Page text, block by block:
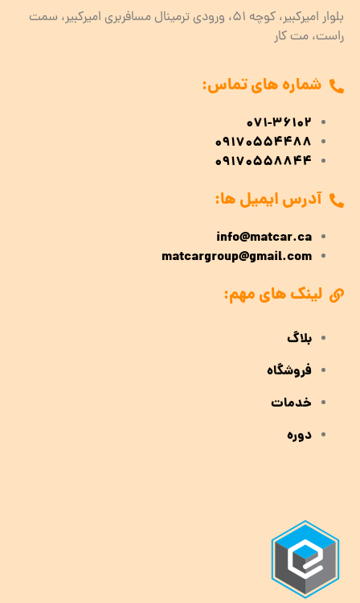
بلوار امیرکبیر، کوچه 51، ورودی ترمینال مسافربری امیرکبیر، سمت
راست، مت کار
شماره های تماس:
071-36102
09170554488
09170558844
آدرس ایمیل ها:
info@matcar.ca
matcargroup@gmail.com
لینک های مهم:
بلاگ
فروشگاه
خدمات
دوره